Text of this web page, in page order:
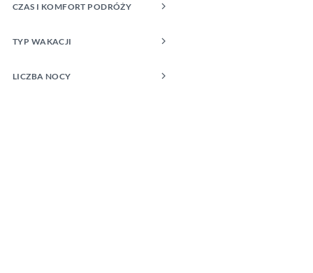
CZAS I KOMFORT PODRÓŻY
TYP WAKACJI
LICZBA NOCY